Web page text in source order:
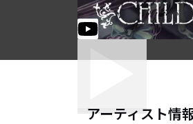
アーティスト情